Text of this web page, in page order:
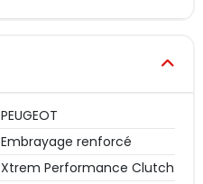
PEUGEOT
Embrayage renforcé
Xtrem Performance Clutch